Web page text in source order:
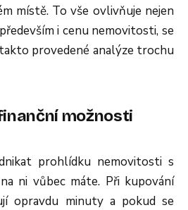
místě. To vše ovlivňuje nejen
i cenu nemovitosti, se
provedené analýze trochu
možnosti
prohlídku nemovitosti s
ni vůbec máte. Při kupování
opravdu minuty a pokud se